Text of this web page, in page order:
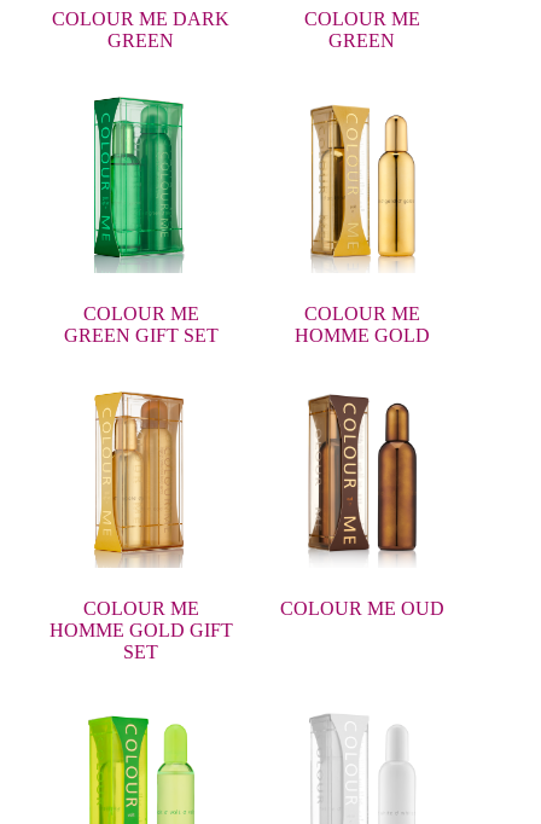
COLOUR ME DARK
GREEN
COLOUR ME
GREEN
COLOUR ME
GREEN GIFT SET
COLOUR ME
HOMME GOLD
COLOUR ME
HOMME GOLD GIFT
SET
COLOUR ME OUD